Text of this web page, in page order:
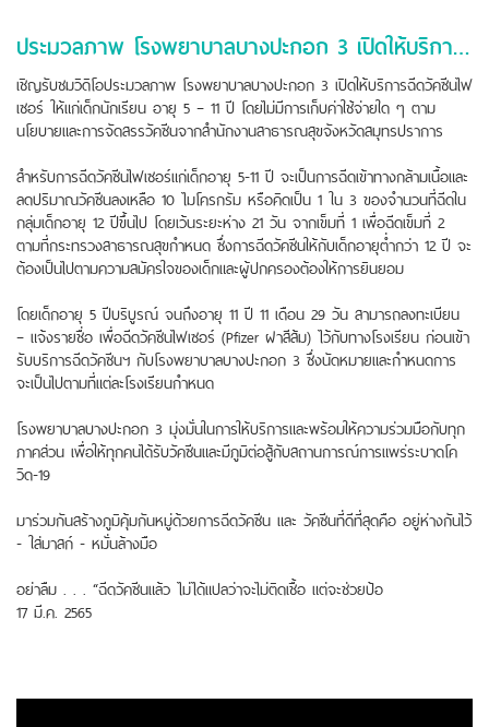
ประมวลภาพ โรงพยาบาลบางปะกอก 3 เปิดให้บริการฉีดวัคซีนไฟเซอร์ ให้แก่เด็กนักเรียน อายุ 5 – 11 ปี
เชิญรับชมวิดิโอประมวลภาพ โรงพยาบาลบางปะกอก 3 เปิดให้บริการฉีดวัคซีนไฟ
เซอร์ ให้แก่เด็กนักเรียน อายุ 5 – 11 ปี โดยไม่มีการเก็บค่าใช้จ่ายใด ๆ ตาม
นโยบายและการจัดสรรวัคซีนจากสำนักงานสาธารณสุขจังหวัดสมุทรปราการ
สำหรับการฉีดวัคซีนไฟเซอร์แก่เด็กอายุ 5-11 ปี จะเป็นการฉีดเข้าทางกล้ามเนื้อและ
ลดปริมาณวัคซีนลงเหลือ 10 ไมโครกรัม หรือคิดเป็น 1 ใน 3 ของจำนวนที่ฉีดใน
กลุ่มเด็กอายุ 12 ปีขึ้นไป โดยเว้นระยะห่าง 21 วัน จากเข็มที่ 1 เพื่อฉีดเข็มที่ 2
ตามที่กระทรวงสาธารณสุขกำหนด ซึ่งการฉีดวัคซีนให้กับเด็กอายุต่ำกว่า 12 ปี จะ
ต้องเป็นไปตามความสมัครใจของเด็กและผู้ปกครองต้องให้การยินยอม
โดยเด็กอายุ 5 ปีบริบูรณ์ จนถึงอายุ 11 ปี 11 เดือน 29 วัน สามารถลงทะเบียน
– แจ้งรายชื่อ เพื่อฉีดวัคซีนไฟเซอร์ (Pfizer ฝาสีส้ม) ไว้กับทางโรงเรียน ก่อนเข้า
รับบริการฉีดวัคซีนฯ กับโรงพยาบาลบางปะกอก 3 ซึ่งนัดหมายและกำหนดการ
จะเป็นไปตามที่แต่ละโรงเรียนกำหนด
โรงพยาบาลบางปะกอก 3 มุ่งมั่นในการให้บริการและพร้อมให้ความร่วมมือกับทุก
ภาคส่วน เพื่อให้ทุกคนได้รับวัคซีนและมีภูมิต่อสู้กับสถานการณ์การแพร่ระบาดโค
วิด-19
มาร่วมกันสร้างภูมิคุ้มกันหมู่ด้วยการฉีดวัคซีน และ วัคซีนที่ดีที่สุดคือ อยู่ห่างกันไว้
- ใส่มาสก์ - หมั่นล้างมือ
อย่าลืม . . . “ฉีดวัคซีนแล้ว ไม่ได้แปลว่าจะไม่ติดเชื้อ แต่จะช่วยป้อ
17 มี.ค. 2565